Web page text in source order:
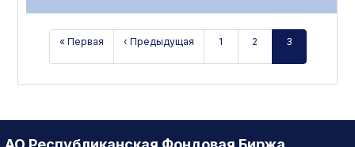
« Первая ‹ Предыдущая 1 2 3